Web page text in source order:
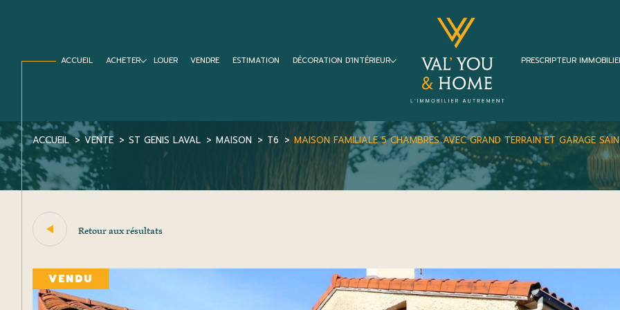
ACCUEIL ACHETER
Biens vendus
LOUER VENDRE ESTIMATION DÉCORATION D'INTÉRIEUR
Home staging Projet de décoration complet
PRESCRIPTEUR
Acheter
de l'immo pro
Estimer
Voir les0annonces
ACCUEIL VENTE ST GENIS LAVAL MAISON T6 MAISON FAMILIALE 5 CHAMBRES AVEC GRAND TERRAIN ET GARAGE
Retour aux résultats
VENDU